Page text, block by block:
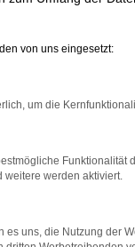
von uns eingesetzt:
um die
Funktionalität
weitere werden aktiviert.
es uns, die Nutzung der